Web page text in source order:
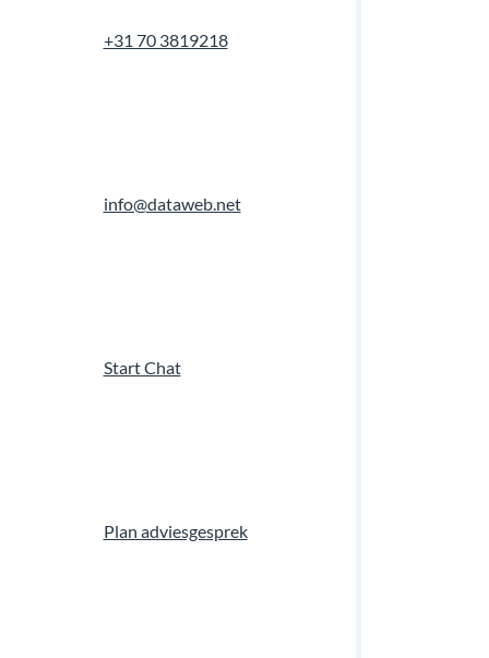
+31 70 3819218
info@dataweb.net
Start Chat
Plan adviesgesprek